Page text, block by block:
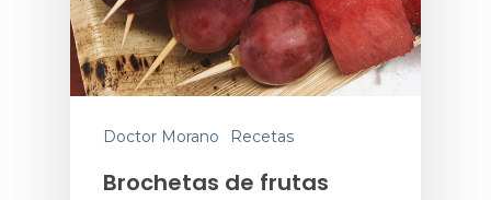
Doctor Morano Recetas
Brochetas de frutas